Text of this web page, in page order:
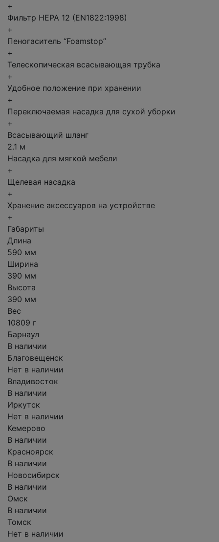
+
Фильтр HEPA 12 (EN1822:1998)
+
Пеногаситель “Foamstop”
+
Телескопическая всасывающая трубка
+
Удобное положение при хранении
+
Переключаемая насадка для сухой уборки
+
Всасывающий шланг
2.1 м
Насадка для мягкой мебели
+
Щелевая насадка
+
Хранение аксессуаров на устройстве
+
Габариты
Длина
590 мм
Ширина
390 мм
Высота
390 мм
Вес
10809 г
Барнаул
В наличии
Благовещенск
Нет в наличии
Владивосток
В наличии
Иркутск
Нет в наличии
Кемерово
В наличии
Красноярск
В наличии
Новосибирск
В наличии
Омск
В наличии
Томск
Нет в наличии